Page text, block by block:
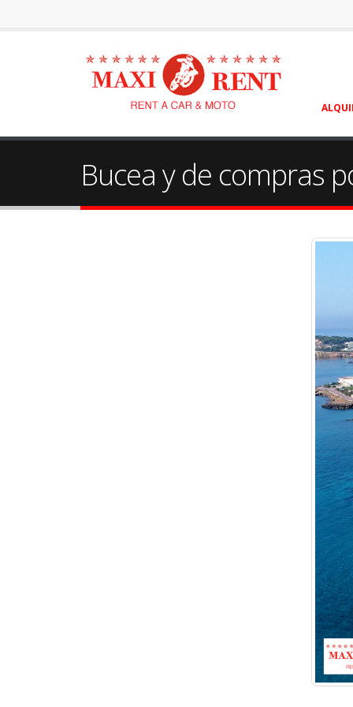
Bucea y de compras